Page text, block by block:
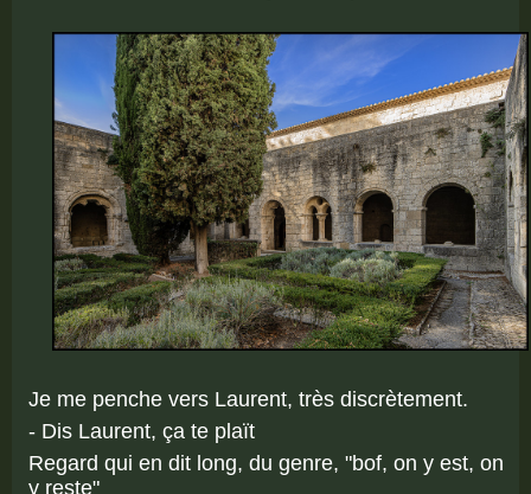
Je me penche vers Laurent, très discrètement.
- Dis Laurent, ça te plaït
Regard qui en dit long, du genre, "bof, on y est, on
y reste"